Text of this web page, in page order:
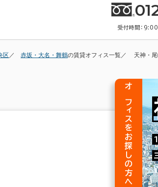
受付時間：
区 赤坂・大名・舞鶴の賃貸オフィス一覧 天神・
オフィスをお探しの方へ